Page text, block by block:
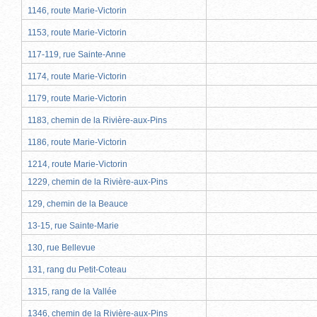
1146, route Marie-Victorin
1153, route Marie-Victorin
117-119, rue Sainte-Anne
1174, route Marie-Victorin
1179, route Marie-Victorin
1183, chemin de la Rivière-aux-Pins
1186, route Marie-Victorin
1214, route Marie-Victorin
1229, chemin de la Rivière-aux-Pins
129, chemin de la Beauce
13-15, rue Sainte-Marie
130, rue Bellevue
131, rang du Petit-Coteau
1315, rang de la Vallée
1346, chemin de la Rivière-aux-Pins